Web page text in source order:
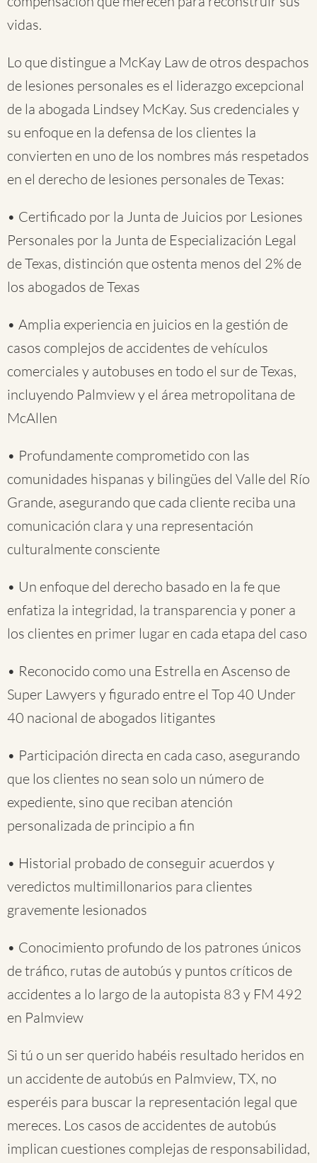
vidas.
Lo que distingue a McKay Law de otros despachos
de lesiones personales es el liderazgo excepcional
de la abogada Lindsey McKay. Sus credenciales y
su enfoque en la defensa de los clientes la
convierten en uno de los nombres más respetados
en el derecho de lesiones personales de Texas:
• Certificado por la Junta de Juicios por Lesiones
Personales por la Junta de Especialización Legal
de Texas, distinción que ostenta menos del 2% de
los abogados de Texas
• Amplia experiencia en juicios en la gestión de
casos complejos de accidentes de vehículos
comerciales y autobuses en todo el sur de Texas,
incluyendo Palmview y el área metropolitana de
McAllen
• Profundamente comprometido con las
comunidades hispanas y bilingües del Valle del Río
Grande, asegurando que cada cliente reciba una
comunicación clara y una representación
culturalmente consciente
• Un enfoque del derecho basado en la fe que
enfatiza la integridad, la transparencia y poner a
los clientes en primer lugar en cada etapa del caso
• Reconocido como una Estrella en Ascenso de
Super Lawyers y figurado entre el Top 40 Under
40 nacional de abogados litigantes
• Participación directa en cada caso, asegurando
que los clientes no sean solo un número de
expediente, sino que reciban atención
personalizada de principio a fin
• Historial probado de conseguir acuerdos y
veredictos multimillonarios para clientes
gravemente lesionados
• Conocimiento profundo de los patrones únicos
de tráfico, rutas de autobús y puntos críticos de
accidentes a lo largo de la autopista 83 y FM 492
en Palmview
Si tú o un ser querido habéis resultado heridos en
un accidente de autobús en Palmview, TX, no
esperéis para buscar la representación legal que
mereces. Los casos de accidentes de autobús
implican cuestiones complejas de responsabilidad,